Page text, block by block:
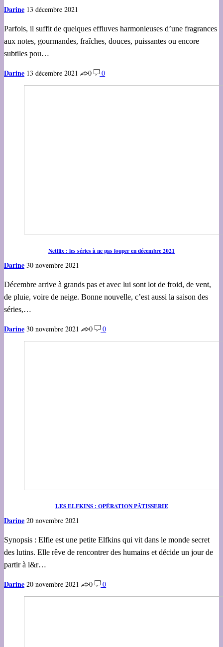
Darine 13 décembre 2021
Parfois, il suffit de quelques effluves harmonieuses d’une fragrances
aux notes, gourmandes, fraîches, douces, puissantes ou encore
subtiles pou…
Darine 13 décembre 2021 0 0
Netflix : les séries à ne pas louper en décembre 2021
Darine 30 novembre 2021
Décembre arrive à grands pas et avec lui sont lot de froid, de vent,
de pluie, voire de neige. Bonne nouvelle, c’est aussi la saison des
séries,…
Darine 30 novembre 2021 0 0
LES ELFKINS : OPÉRATION PÂTISSERIE
Darine 20 novembre 2021
Synopsis : Elfie est une petite Elfkins qui vit dans le monde secret
des lutins. Elle rêve de rencontrer des humains et décide un jour de
partir à l&r…
Darine 20 novembre 2021 0 0